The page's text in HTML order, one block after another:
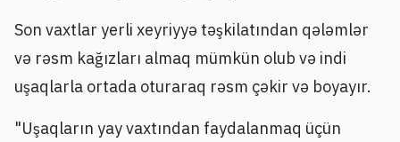
Son vaxtlar yerli xeyriyyə təşkilatından qələmlər
və rəsm kağızları almaq mümkün olub və indi
uşaqlarla ortada oturaraq rəsm çəkir və boyayır.
"Uşaqların yay vaxtından faydalanmaq üçün